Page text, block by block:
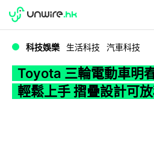
WWDC 2026
科技娛樂 生活科技 汽車科技
Toyota 三輪電動車明
輕鬆上手 摺疊設計可